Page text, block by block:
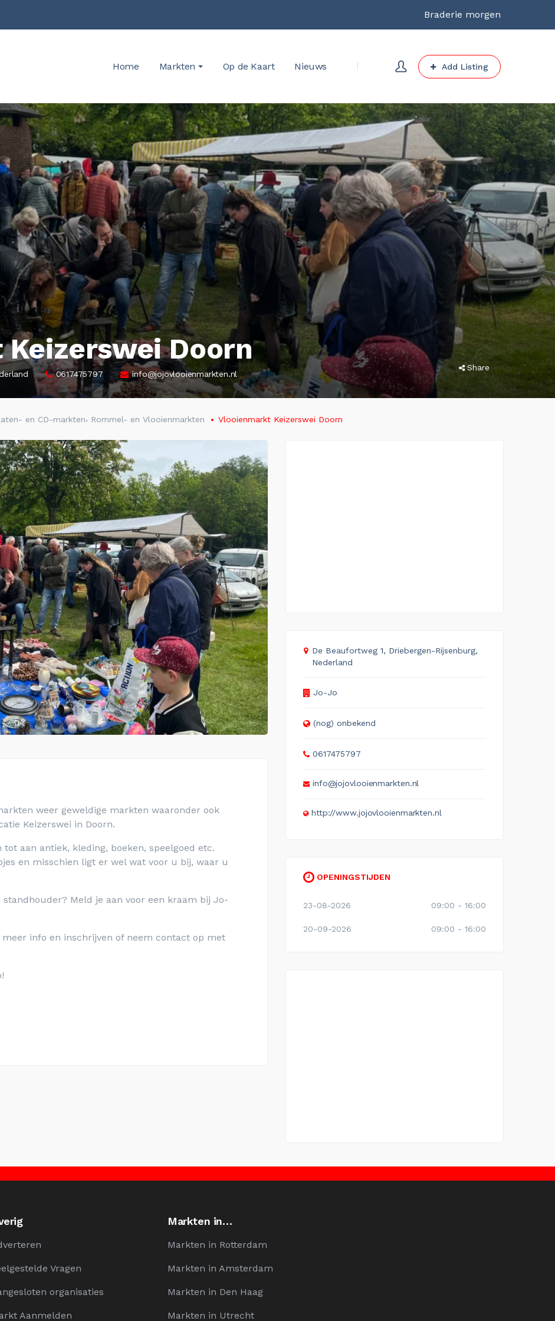
Braderie morgen
Home Markten Op de Kaart Nieuws Add Listing
Doorn
0617475797 info@jojovlooienmarkten.nl
Share
en CD-markten, Rommel- en Vlooienmarkten Vlooienmarkt Keizerswei Doorn
weer geweldige markten waaronder ook
Keizerswei in Doorn.
aan antiek, kleding, boeken, speelgoed etc.
en misschien ligt er wel wat voor u bij, waar u
Meld je aan voor een kraam bij Jo-
info en inschrijven of neem contact op met
De Beaufortweg 1, Driebergen-Rijsenburg,
Nederland
Jo-Jo
(nog) onbekend
0617475797
info@jojovlooienmarkten.nl
http://www.jojovlooienmarkten.nl
OPENINGSTIJDEN
23-08-2026 09:00 - 16:00
20-09-2026 09:00 - 16:00
Vragen
organisaties
Aanmelden
Markten in…
Markten in Rotterdam
Markten in Amsterdam
Markten in Den Haag
Markten in Utrecht